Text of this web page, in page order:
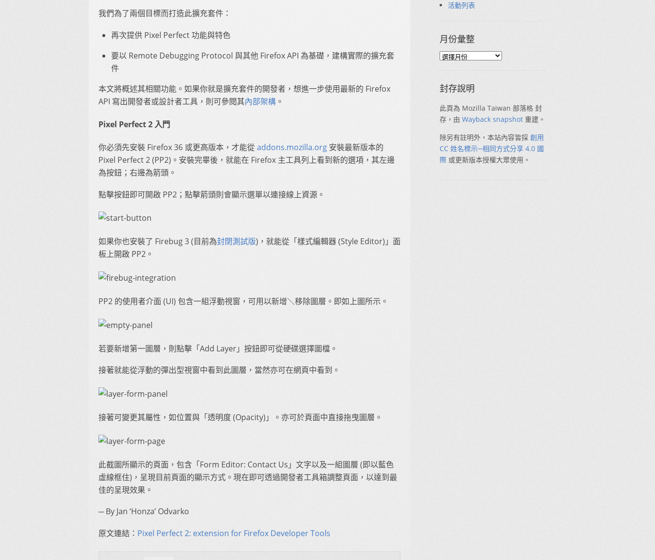
我們為了兩個目標而打造此擴充套件：
再次提供 Pixel Perfect 功能與特色
要以 Remote Debugging Protocol 與其他 Firefox API 為基礎，建構實際的擴充套
件
本文將概述其相關功能。如果你就是擴充套件的開發者，想進一步使用最新的 Firefox
API 寫出開發者或設計者工具，則可參閱其內部架構 。
Pixel Perfect 2 入門
你必須先安裝 Firefox 36 或更高版本，才能從addons.mozilla.org 安裝最新版本的
Pixel Perfect 2 (PP2)。安裝完畢後，就能在 Firefox 主工具列上看到新的選項，其左邊
為按鈕；右邊為箭頭。
點擊按鈕即可開啟 PP2；點擊箭頭則會顯示選單以連接線上資源。
如果你也安裝了 Firebug 3 (目前為封閉測試版)，就能從「樣式編輯器 (Style Editor)」面
板上開啟 PP2。
PP2 的使用者介面 (UI) 包含一組浮動視窗，可用以新增＼移除圖層。即如上圖所示。
若要新增第一圖層，則點擊「Add Layer」按鈕即可從硬碟選擇圖檔。
接著就能從浮動的彈出型視窗中看到此圖層，當然亦可在網頁中看到。
接著可變更其屬性，如位置與「透明度 (Opacity)」。亦可於頁面中直接拖曳圖層。
此截圖所顯示的頁面，包含「Form Editor: Contact Us」文字以及一組圖層 (即以藍色
虛線框住)，呈現目前頁面的顯示方式。現在即可透過開發者工具箱調整頁面，以達到最
佳的呈現效果。
─ By Jan ‘Honza’ Odvarko
原文連結： Pixel Perfect 2: extension for Firefox Developer Tools
活動列表
月份彙整
封存說明
此頁為 Mozilla Taiwan 部落格 封
存，由 Wayback snapshot 重建。
除另有註明外，本站內容皆採 創用
CC 姓名標示─相同方式分享 4.0 國
際 或更新版本授權大眾使用。